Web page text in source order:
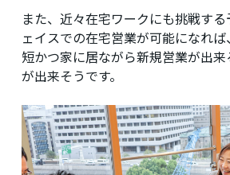
また、近々在宅ワークにも挑戦する
ェイスでの在宅営業が可能になれ
短かつ家に居ながら新規営業が出
が出来そうです。